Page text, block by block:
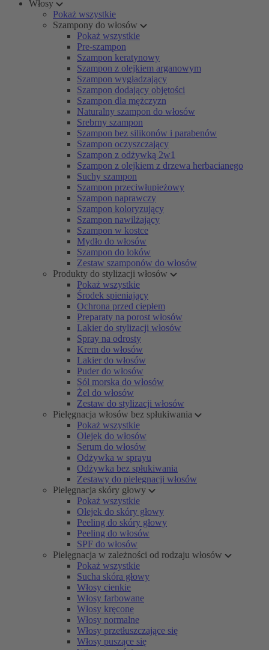
Włosy
Pokaż wszystkie
Szampony do włosów
Pokaż wszystkie
Pre-szampon
Szampon keratynowy
Szampon z olejkiem arganowym
Szampon wygładzający
Szampon dodający objętości
Szampon dla mężczyzn
Naturalny szampon do włosów
Srebrny szampon
Szampon bez silikonów i parabenów
Szampon oczyszczający
Szampon z odżywką 2w1
Szampon z olejkiem z drzewa herbacianego
Suchy szampon
Szampon przeciwłupieżowy
Szampon naprawczy
Szampon koloryzujący
Szampon nawilżający
Szampon w kostce
Mydło do włosów
Szampon do loków
Zestaw szamponów do włosów
Produkty do stylizacji włosów
Pokaż wszystkie
Środek spieniający
Ochrona przed ciepłem
Preparaty na porost włosów
Lakier do stylizacji włosów
Spray na odrosty
Krem do włosów
Lakier do włosów
Puder do włosów
Sól morska do włosów
Żel do włosów
Zestaw do stylizacji włosów
Pielęgnacja włosów bez spłukiwania
Pokaż wszystkie
Olejek do włosów
Serum do włosów
Odżywka w sprayu
Odżywka bez spłukiwania
Zestawy do pielęgnacji włosów
Pielęgnacja skóry głowy
Pokaż wszystkie
Olejek do skóry głowy
Peeling do skóry głowy
Peeling do włosów
SPF do włosów
Pielęgnacja w zależności od rodzaju włosów
Pokaż wszystkie
Sucha skóra głowy
Włosy cienkie
Włosy farbowane
Włosy kręcone
Włosy normalne
Włosy przetłuszczające się
Włosy puszące się